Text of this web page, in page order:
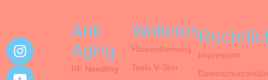
Anti
Aging
RF Needling
Weiteres
Haarentfernung
Tesla V-Skin
Impressum